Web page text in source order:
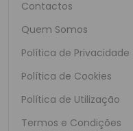
Contactos
Quem Somos
Política de Privacidade
Política de Cookies
Política de Utilização
Termos e Condições